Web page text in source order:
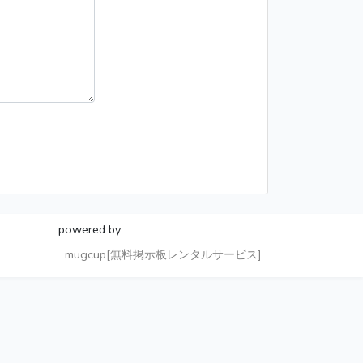
powered by
mugcup[無料掲示板レンタルサービス]